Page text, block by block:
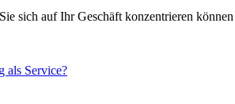
sich auf Ihr Geschäft konzentrieren
als Service?